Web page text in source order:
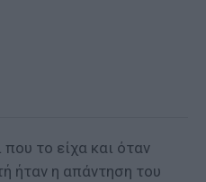
που το είχα και όταν
ήταν η απάντηση του